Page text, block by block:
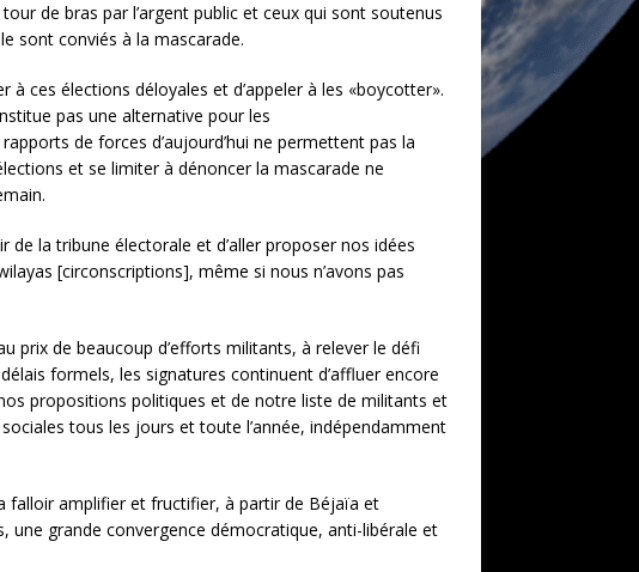
de bras par l’argent public et ceux qui sont soutenus
sont conviés à la mascarade.
ces élections déloyales et d’appeler à les «boycotter».
pas une alternative pour les
de forces d’aujourd’hui ne permettent pas la
et se limiter à dénoncer la mascarade ne
la tribune électorale et d’aller proposer nos idées
[circonscriptions], même si nous n’avons pas
prix de beaucoup d’efforts militants, à relever le défi
formels, les signatures continuent d’affluer encore
propositions politiques et de notre liste de militants et
tous les jours et toute l’année, indépendamment
falloir amplifier et fructifier, à partir de Béjaïa et
une grande convergence démocratique, anti-libérale et